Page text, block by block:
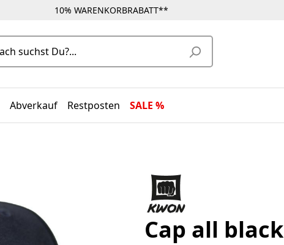
10% WARENKORBRABATT**
Abverkauf Restposten SALE %
Cap all black